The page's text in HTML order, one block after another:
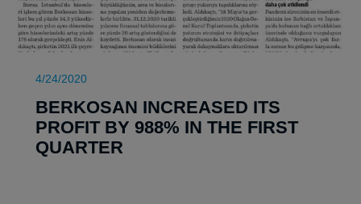
4/24/2020
BERKOSAN INCREASED ITS
PROFIT BY 988% IN THE FIRST
QUARTER